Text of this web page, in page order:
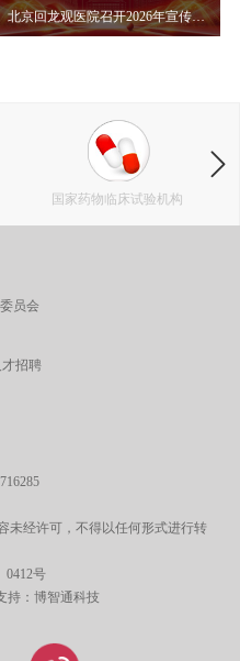
北京回龙观医院召开2026年宣传思想文化工作会暨2025年度表彰大会
国家药物临床试验机构
员会
才招聘
未经许可，不得以任何形式进行转
0412号
持： 博智通科技